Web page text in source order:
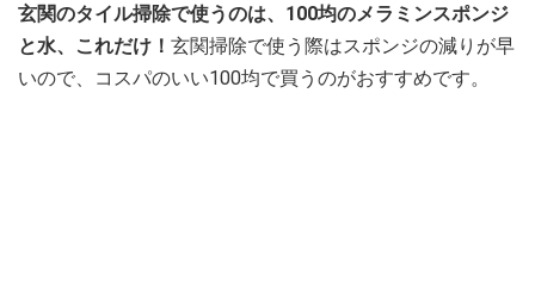
玄関のタイル掃除で使うのは、100均のメラミンスポンジ
と水、これだけ！ 玄関掃除で使う際はスポンジの減りが早
いので、コスパのいい100均で買うのがおすすめです。